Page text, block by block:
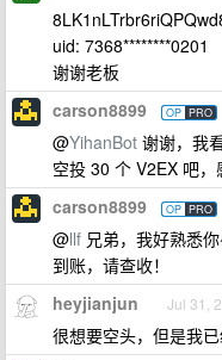
uid: 7368********0201
谢谢老板
carson8899 OP PRO
@YihanBot 谢谢，我
空投 30 个 V2EX 吧，
carson8899 OP PRO
@llf 兄弟，我好熟悉
到账，请查收！
heyjianjun Jul 31,
很想要空头，但是我